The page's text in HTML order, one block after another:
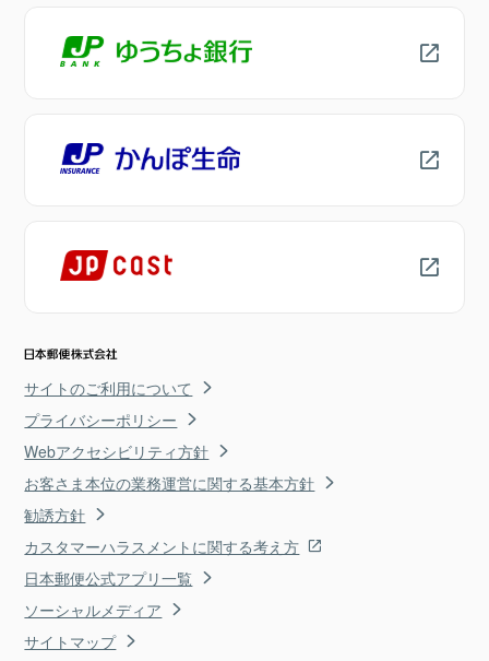
サイトのご利用について
プライバシーポリシー
Webアクセシビリティ方針
お客さま本位の業務運営に関する基本方針
勧誘方針
カスタマーハラスメントに関する考え方
日本郵便公式アプリ一覧
ソーシャルメディア
サイトマップ